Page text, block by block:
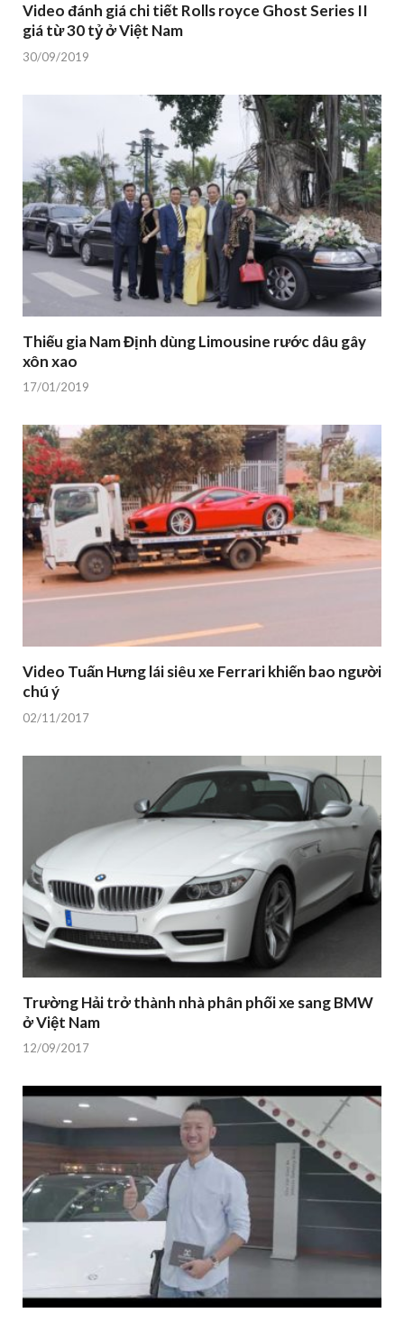
Video đánh giá chi tiết Rolls royce Ghost Series II
giá từ 30 tỷ ở Việt Nam
30/09/2019
Thiếu gia Nam Định dùng Limousine rước dâu gây
xôn xao
17/01/2019
Video Tuấn Hưng lái siêu xe Ferrari khiến bao người
chú ý
02/11/2017
Trường Hải trở thành nhà phân phối xe sang BMW
ở Việt Nam
12/09/2017